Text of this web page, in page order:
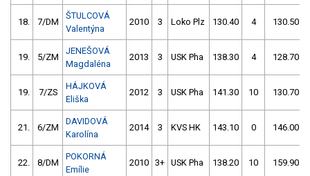
18. 7/DM
ŠTULCOVÁ
Valentýna
2010 3 Loko Plz 130.40 4 130.50
19. 5/ZM
JENEŠOVÁ
Magdaléna
2013 3 USK Pha 138.30 4 128.70
19. 7/ZS
HÁJKOVÁ
Eliška
2012 3 USK Pha 141.30 10 130.70
21. 6/ZM
DAVIDOVÁ
Karolína
2014 3 KVS HK 143.10 0 146.00
22. 8/DM
POKORNÁ
Emílie
2010 3+ USK Pha 138.20 10 159.90